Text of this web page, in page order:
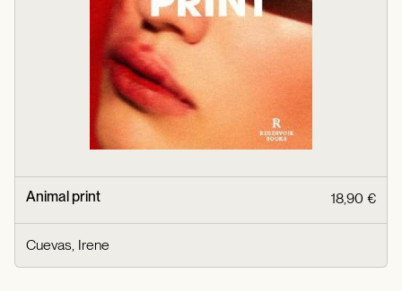
Animal print 18,90 €
Cuevas, Irene